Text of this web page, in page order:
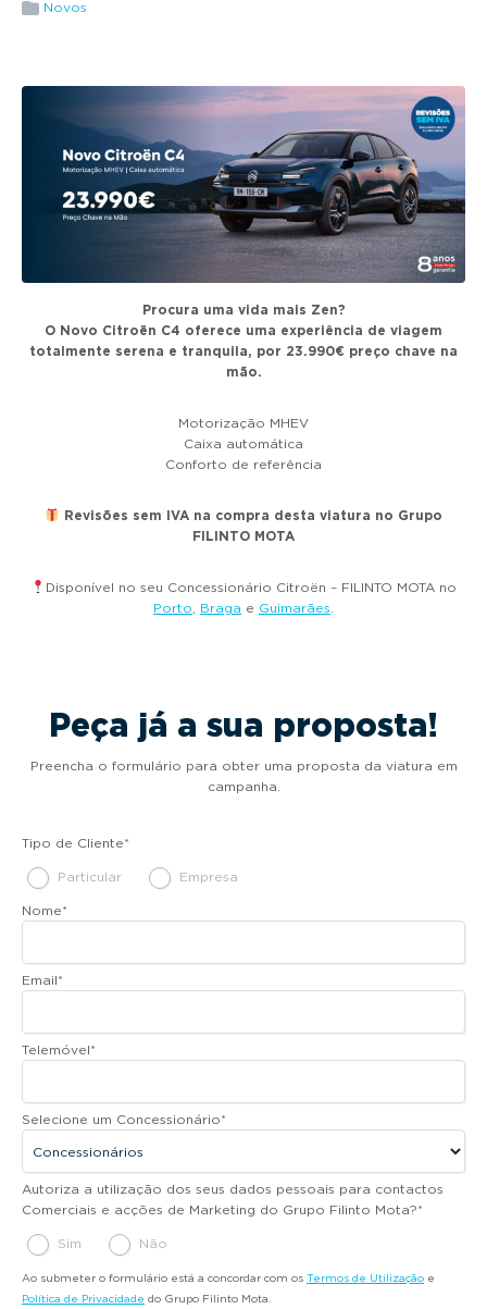
g
i
Novos
Procura uma vida mais Zen?
O Novo Citroën C4 oferece uma experiência de viagem
totalmente serena e tranquila, por 23.990€ preço chave na
mão.
Motorização MHEV
Caixa automática
Conforto de referência
Revisões sem IVA na compra desta viatura no Grupo
FILINTO MOTA
Disponível no seu Concessionário Citroën – FILINTO MOTA no
Porto, Braga e Guimarães.
Peça já a sua proposta!
Preencha o formulário para obter uma proposta da viatura em
campanha.
Tipo de Cliente*
Particular Empresa
Nome*
Email*
Telemóvel*
Selecione um Concessionário*
Autoriza a utilização dos seus dados pessoais para contactos
Comerciais e acções de Marketing do Grupo Filinto Mota?*
Sim Não
Ao submeter o formulário está a concordar com os Termos de Utilização e
Política de Privacidade do Grupo Filinto Mota.